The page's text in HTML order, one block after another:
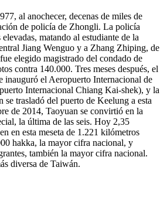
al anochecer, decenas de miles de
de policía de Zhongli. La policía
matando al estudiante de la
Jiang Wenguo y a Zhang Zhiping, de
elegido magistrado del condado de
contra 140.000. Tres meses después, el
inauguró el Aeropuerto Internacional de
Internacional Chiang Kai-shek), y la
se trasladó del puerto de Keelung a esta
de 2014, Taoyuan se convirtió en la
la última de las seis. Hoy 2,35
en esta meseta de 1.221 kilómetros
hakka, la mayor cifra nacional, y
también la mayor cifra nacional.
diversa de Taiwán.